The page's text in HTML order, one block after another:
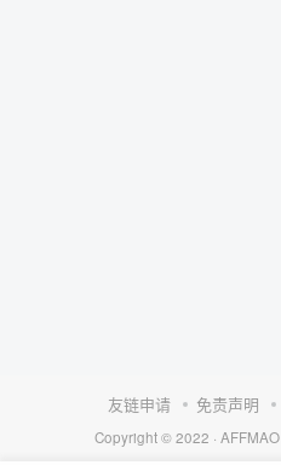
友链申请 免责声明
Copyright © 2022 · AFFMAO